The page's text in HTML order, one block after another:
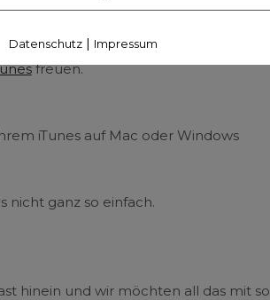
ich wiederhole mich ;-), dann
freuen.
iTunes auf Mac oder Windows
nicht ganz so einfach.
hinein und wir möchten all das mit so
Datenschutz | Impressum